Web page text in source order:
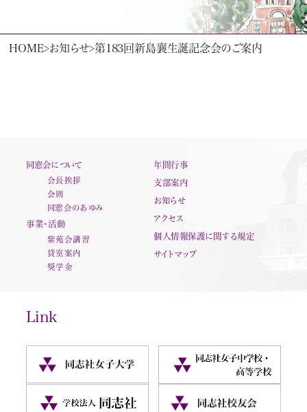
HOME お知らせ 第183回新島襄生誕記念会のご案内
同窓会について
会長挨拶
会則
同窓会のあゆみ
事業・活動
紫苑会講習
貸室案内
奨学金
年間行事
支部案内
お知らせ
アクセス
個人情報保護に関する規定
サイトマップ
Link